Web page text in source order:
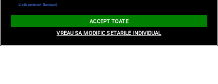
Listă parteneri (furnizori)
ACCEPT TOATE
VREAU SA MODIFIC SETARILE INDIVIDUAL